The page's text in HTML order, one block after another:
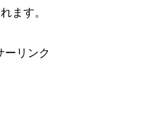
ます。
ーリンク